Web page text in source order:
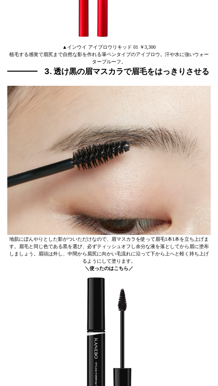
▲インウイ アイブロウリキッド 01 ￥3,300
植毛する感覚で眉尻まで自然な影を作れる筆ペンタイプのアイブロウ。汗や水に強いウォー
タープルーフ。
3. 透け黒の眉マスカラで眉毛をはっきりさせる
地肌にぼんやりとした影がついただけなので、眉マスカラを使って眉毛1本1本を立ち上げま
す。眉毛と同じ色である黒を選び、必ずティッシュオフし余分な液を落としてから眉に塗布
しましょう。眉頭は外し、中間から眉尻に向かい毛流れに沿って下から上へと軽く持ち上げ
るようにして塗ります。
＼使ったのはこちら／